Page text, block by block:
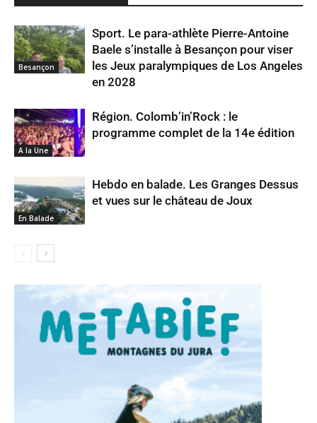
Besançon
Sport. Le para-athlète Pierre-Antoine
Baele s’installe à Besançon pour viser
les Jeux paralympiques de Los Angeles
en 2028
A la Une
Région. Colomb’in’Rock : le
programme complet de la 14e édition
En Balade
Hebdo en balade. Les Granges Dessus
et vues sur le château de Joux